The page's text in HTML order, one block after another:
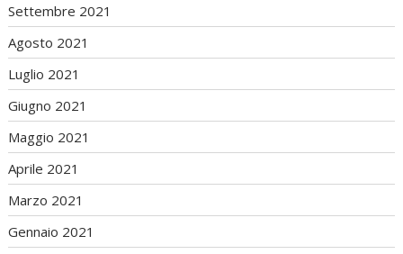
Settembre 2021
Agosto 2021
Luglio 2021
Giugno 2021
Maggio 2021
Aprile 2021
Marzo 2021
Gennaio 2021